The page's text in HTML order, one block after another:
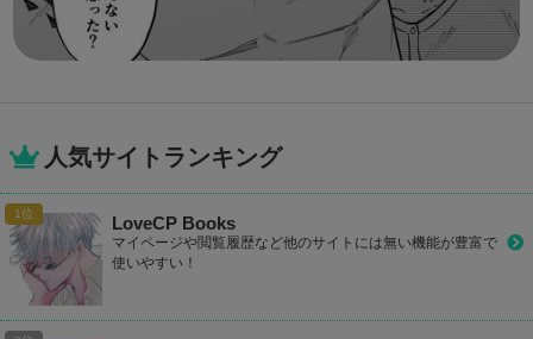
人気サイトランキング
LoveCP Books
マイページや閲覧履歴など他のサイトには無い機能が豊富で
使いやすい！